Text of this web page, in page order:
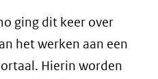
ging dit keer over
het werken aan een
Hierin worden